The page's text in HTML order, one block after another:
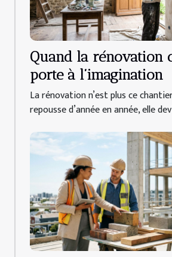
Quand la rénovation
porte à l’imagination
La rénovation n’est plus ce
repousse d’année en année, elle